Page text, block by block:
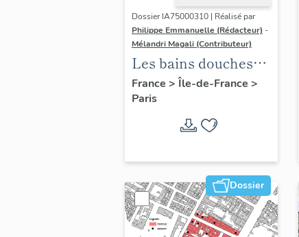
Dossier IA75000310 | Réalisé par
Philippe Emmanuelle (Rédacteur) -
Mélandri Magali (Contributeur)
Les bains douches
municipaux de la
ville de Paris
France > Île-de-France >
Paris
Dossier